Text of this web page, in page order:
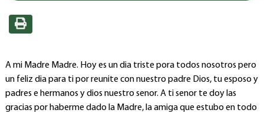
A mi Madre Madre. Hoy es un dia triste pora todos nosotros pero
un feliz dia para ti por reunite con nuestro padre Dios, tu esposo y
padres e hermanos y dios nuestro senor. A ti senor te doy las
gracias por haberme dado la Madre, la amiga que estubo en todo